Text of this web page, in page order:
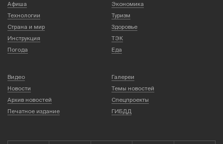
Афиша
Экономика
Технологии
Туризм
Страна и мир
Здоровье
Инструкция
ТЭК
Погода
Еда
Видео
Галереи
Новости
Темы новостей
Архив новостей
Спецпроекты
Печатное издание
ГИБДД